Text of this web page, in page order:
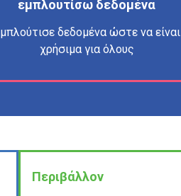
εμπλουτίσω δεδομένα
δεδομένα ώστε να είναι
χρήσιμα για όλους
Περιβάλλον